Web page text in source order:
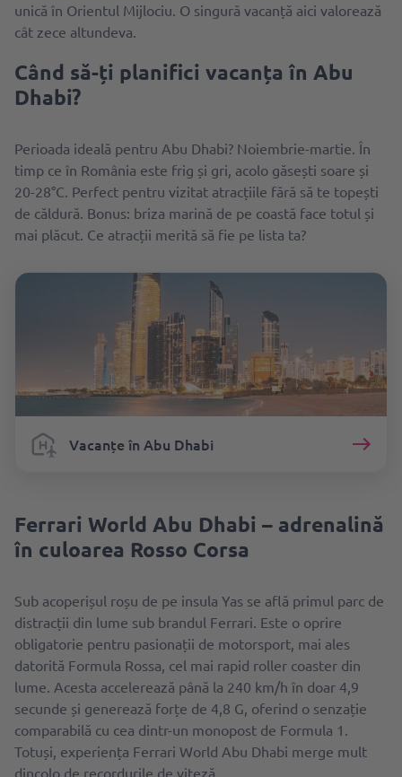
unică în Orientul Mijlociu. O singură vacanță aici valorează
cât zece altundeva.
Când să-ți planifici vacanța în Abu
Dhabi?
Perioada ideală pentru Abu Dhabi? Noiembrie-martie. În
timp ce în România este frig și gri, acolo găsești soare și
20-28°C. Perfect pentru vizitat atracțiile fără să te topești
de căldură. Bonus: briza marină de pe coastă face totul și
mai plăcut. Ce atracții merită să fie pe lista ta?
Vacanțe în Abu Dhabi
Ferrari World Abu Dhabi – adrenalină
în culoarea Rosso Corsa
Sub acoperișul roșu de pe insula Yas se află primul parc de
distracții din lume sub brandul Ferrari. Este o oprire
obligatorie pentru pasionații de motorsport, mai ales
datorită Formula Rossa, cel mai rapid roller coaster din
lume. Acesta accelerează până la 240 km/h în doar 4,9
secunde și generează forțe de 4,8 G, oferind o senzație
comparabilă cu cea dintr-un monopost de Formula 1.
Totuși, experiența Ferrari World Abu Dhabi merge mult
dincolo de recordurile de viteză.